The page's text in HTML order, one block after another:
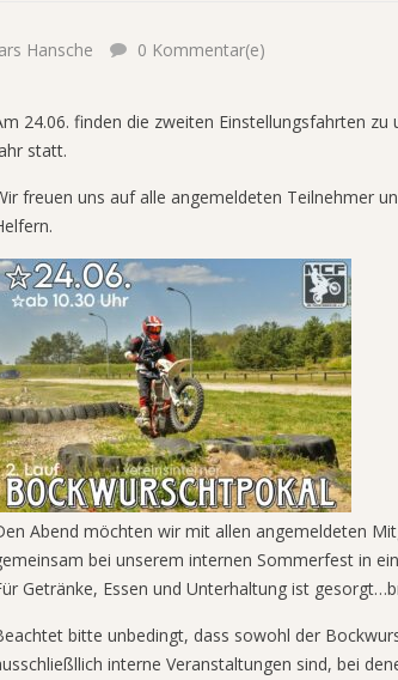
Hansche 0 Kommentar(e)
24.06. finden die zweiten Einstellungsfahrten
statt.
freuen uns auf alle angemeldeten Teilnehmer
Abend möchten wir mit allen angemeldeten
bei unserem internen Sommerfest in
Getränke, Essen und Unterhaltung ist
bitte unbedingt, dass sowohl der
interne Veranstaltungen sind, bei